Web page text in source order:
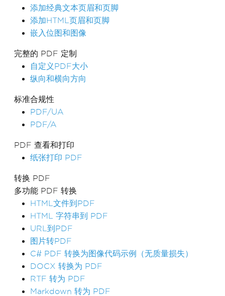
添加经典文本页眉和页脚
添加HTML页眉和页脚
嵌入位图和图像
完整的 PDF 定制
自定义PDF大小
纵向和横向方向
标准合规性
PDF/UA
PDF/A
PDF 查看和打印
纸张打印 PDF
转换 PDF
多功能 PDF 转换
HTML文件到PDF
HTML 字符串到 PDF
URL到PDF
图片转PDF
C# PDF 转换为图像代码示例（无质量损失）
DOCX 转换为 PDF
RTF 转为 PDF
Markdown 转为 PDF